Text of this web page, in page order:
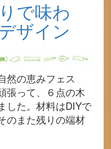
で味わ
ザイン
然の恵みフェス
張って、６点の木
した。材料はDIYで
のまた残りの端材